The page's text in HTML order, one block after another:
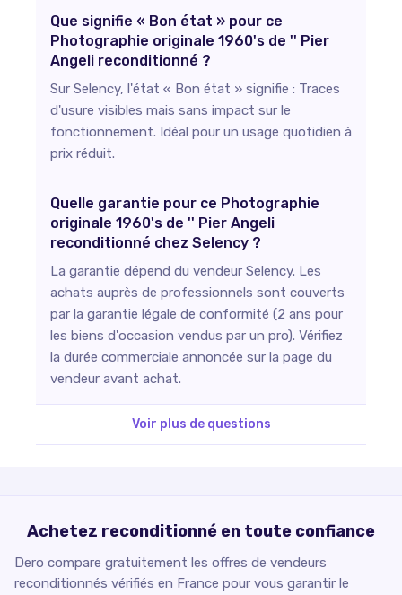
Que signifie « Bon état » pour ce
Photographie originale 1960's de '' Pier
Angeli reconditionné ?
Sur Selency, l'état « Bon état » signifie : Traces
d'usure visibles mais sans impact sur le
fonctionnement. Idéal pour un usage quotidien à
prix réduit.
Quelle garantie pour ce Photographie
originale 1960's de '' Pier Angeli
reconditionné chez Selency ?
La garantie dépend du vendeur Selency. Les
achats auprès de professionnels sont couverts
par la garantie légale de conformité (2 ans pour
les biens d'occasion vendus par un pro). Vérifiez
la durée commerciale annoncée sur la page du
vendeur avant achat.
Voir plus de questions
Achetez reconditionné en toute confiance
Dero compare gratuitement les offres de vendeurs
reconditionnés vérifiés en France pour vous garantir le